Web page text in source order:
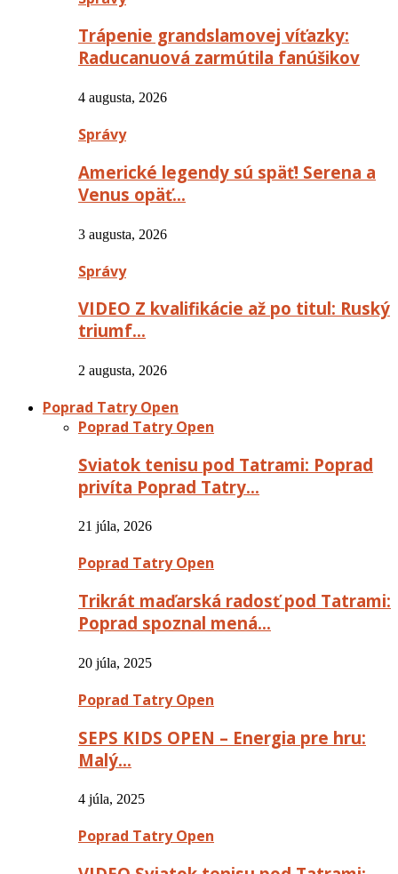
Trápenie grandslamovej víťazky:
Raducanuová zarmútila fanúšikov
4 augusta, 2026
Správy
Americké legendy sú späť! Serena a
Venus opäť…
3 augusta, 2026
Správy
VIDEO Z kvalifikácie až po titul: Ruský
triumf…
2 augusta, 2026
Poprad Tatry Open
Poprad Tatry Open
Sviatok tenisu pod Tatrami: Poprad
privíta Poprad Tatry…
21 júla, 2026
Poprad Tatry Open
Trikrát maďarská radosť pod Tatrami:
Poprad spoznal mená…
20 júla, 2025
Poprad Tatry Open
SEPS KIDS OPEN – Energia pre hru:
Malý…
4 júla, 2025
Poprad Tatry Open